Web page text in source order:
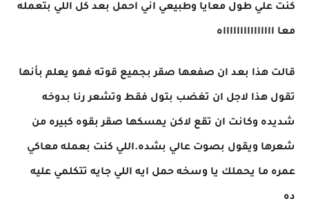
كنت علي طول معايا وطبيعي اني احمل بعد كل اللي بتعمله
معا اااااااااااااااه
قالت هذا بعد ان صفعها صقر بجميع قوته فهو يعلم بأنها
تقول هذا لاجل ان تغضب بتول فقط وتشعر رنا بدوخه
شديده وكانت ان تقع لاكن يمسكها صقر بقوه كبيره من
شعرها ويقول بصوت عالي بشده.اللي كنت بعمله معاكي
عمره ما يحملك يا وسخه حمل ايه اللي جايه تتكلمي عليه
ده